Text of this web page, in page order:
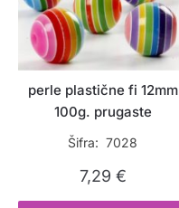
perle plastične fi 12mm
100g. prugaste
Šifra: 7028
7,29 €